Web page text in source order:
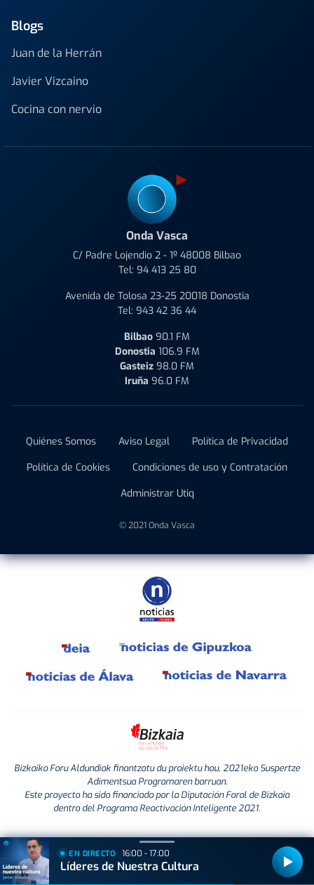
Blogs
Juan de la Herrán
Javier Vizcaino
Cocina con nervio
Onda Vasca
C/ Padre Lojendio 2 - 1º 48008 Bilbao
Tel: 94 413 25 80
Avenida de Tolosa 23-25 20018 Donostia
Tel: 943 42 36 44
Bilbao 90.1 FM
Donostia 106.9 FM
Gasteiz 98.0 FM
Iruña 96.0 FM
Quiénes Somos Aviso Legal
Política de Privacidad
Política de Cookies
Condiciones de uso y Contratación
Administrar Utiq
© 2021 Onda Vasca
Bizkaiko Foru Aldundiak finantzatu du proiektu hau, 2021eko Suspertze
Adimentsua Programaren barruan.
Este proyecto ha sido financiado por la Diputación Foral de Bizkaia
dentro del Programa Reactivación Inteligente 2021.
EN DIRECTO 16:00 - 17:00
Líderes de Nuestra Cultura